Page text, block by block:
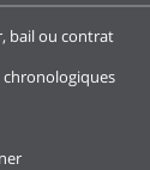
bail ou contrat
chronologiques